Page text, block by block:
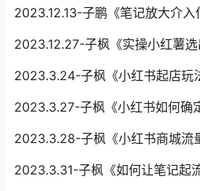
2023.12.13-子鹏《笔记放大介入
2023.12.27-子枫《实操小红薯
2023.3.24-子枫《小红书起店玩
2023.3.27-子枫《小红书如何确
2023.3.28-子枫《小红书商城流
2023.3.31-子枫《如何让笔记起